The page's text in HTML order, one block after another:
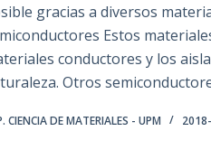
gracias a diversos
Estos
conductores y los
Otros
CIENCIA DE MATERIALES - UPM